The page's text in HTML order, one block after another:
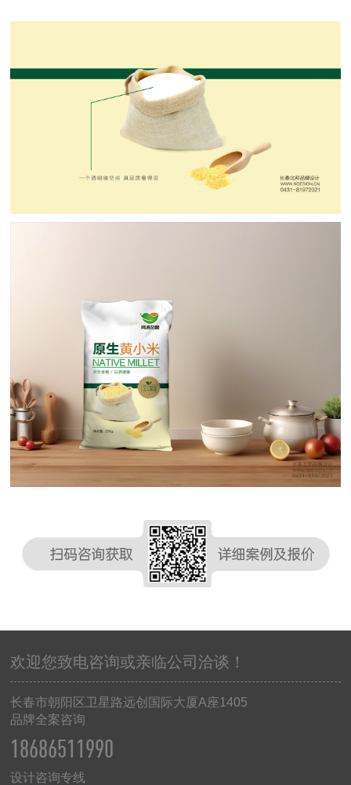
欢迎您致电咨询或亲临公司洽谈！
长春市朝阳区卫星路远创国际大厦A座1405
品牌全案咨询
18686511990
设计咨询专线